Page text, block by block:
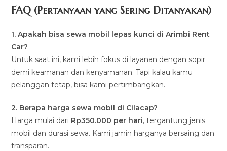
FAQ (Pertanyaan yang Sering Ditanyakan)
1. Apakah bisa sewa mobil lepas kunci di Arimbi Rent
Car?
Untuk saat ini, kami lebih fokus di layanan dengan sopir
demi keamanan dan kenyamanan. Tapi kalau kamu
pelanggan tetap, bisa kami pertimbangkan.
2. Berapa harga sewa mobil di Cilacap?
Harga mulai dari Rp350.000 per hari, tergantung jenis
mobil dan durasi sewa. Kami jamin harganya bersaing dan
transparan.